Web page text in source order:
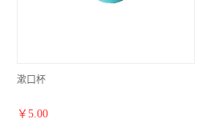
漱口杯
￥ 5.00